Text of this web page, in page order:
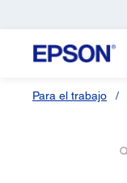
Para el trabajo